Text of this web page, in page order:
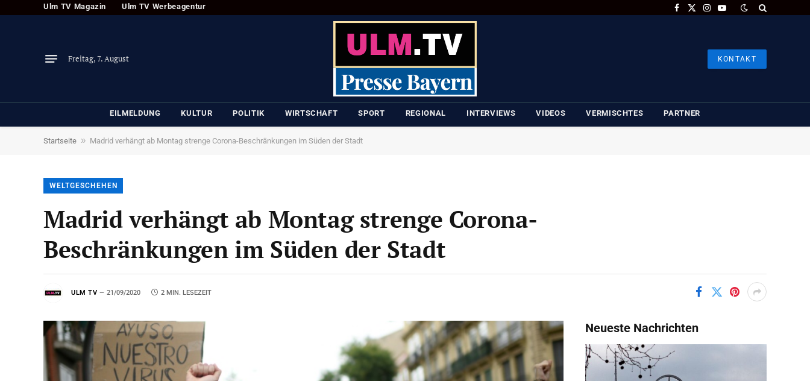
Ulm TV Magazin Ulm TV Werbeagentur
Facebook
X
Instagram
YouTube
Freitag, 7. August KONTAKT
EILMELDUNG KULTUR POLITIK WIRTSCHAFT SPORT REGIONAL INTERVIEWS VIDEOS VERMISCHTES PARTNER
Startseite » Madrid verhängt ab Montag strenge Corona-Beschränkungen im Süden der Stadt
WELTGESCHEHEN
Madrid verhängt ab Montag strenge Corona-
Beschränkungen im Süden der Stadt
ULM TV 21/09/2020 2 MIN. LESEZEIT
Neueste Nachrichten